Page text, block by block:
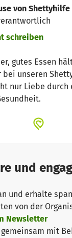
von Shettyhilfe
schreiben
gutes Essen
unseren
nur Liebe durch
und
und erhalte
von der
Newsletter
mit